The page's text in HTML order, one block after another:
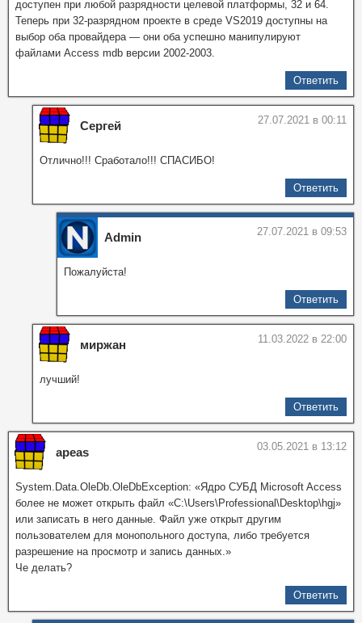
доступен при любой разрядности целевой платформы, 32 и 64.
Теперь при 32-разрядном проекте в среде VS2019 доступны на
выбор оба провайдера — они оба успешно манипулируют
файлами Access mdb версии 2002-2003.
Ответить
Сергей 27.07.2021 в 00:11
Отлично!!! Сработало!!! СПАСИБО!
Ответить
Admin 27.07.2021 в 09:53
Пожалуйста!
Ответить
миржан 11.03.2022 в 22:00
лучший!
Ответить
apeas 03.05.2021 в 13:12
System.Data.OleDb.OleDbException: «Ядро СУБД Microsoft Access
более не может открыть файл «C:\Users\Professional\Desktop\hgj»
или записать в него данные. Файл уже открыт другим
пользователем для монопольного доступа, либо требуется
разрешение на просмотр и запись данных.»
Че делать?
Ответить